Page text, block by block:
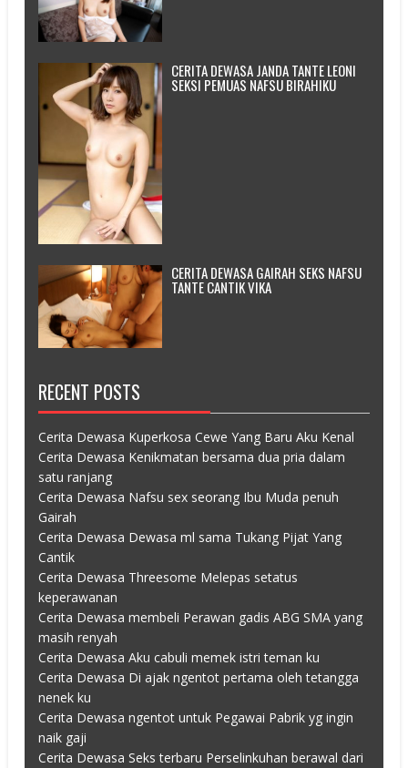
CERITA DEWASA JANDA TANTE LEONI
SEKSI PEMUAS NAFSU BIRAHIKU
CERITA DEWASA GAIRAH SEKS NAFSU
TANTE CANTIK VIKA
RECENT POSTS
Cerita Dewasa Kuperkosa Cewe Yang Baru Aku Kenal
Cerita Dewasa Kenikmatan bersama dua pria dalam
satu ranjang
Cerita Dewasa Nafsu sex seorang Ibu Muda penuh
Gairah
Cerita Dewasa Dewasa ml sama Tukang Pijat Yang
Cantik
Cerita Dewasa Threesome Melepas setatus
keperawanan
Cerita Dewasa membeli Perawan gadis ABG SMA yang
masih renyah
Cerita Dewasa Aku cabuli memek istri teman ku
Cerita Dewasa Di ajak ngentot pertama oleh tetangga
nenek ku
Cerita Dewasa ngentot untuk Pegawai Pabrik yg ingin
naik gaji
Cerita Dewasa Seks terbaru Perselinkuhan berawal dari